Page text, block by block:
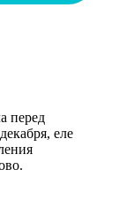
перед
еле